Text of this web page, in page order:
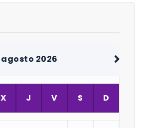
agosto 2026
X J V S D